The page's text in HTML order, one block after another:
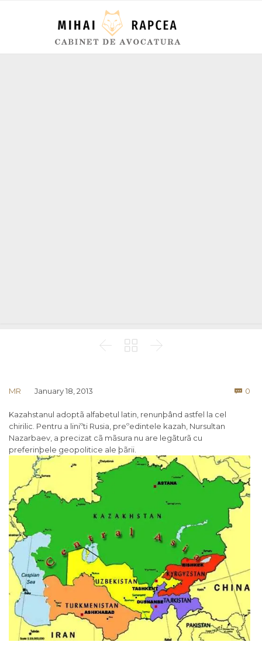
  
MR January 18, 2013  0
Kazahstanul adoptã alfabetul latin, renunþând astfel la cel
chirilic. Pentru a liniºti Rusia, preºedintele kazah, Nursultan
Nazarbaev, a precizat cã mãsura nu are legãturã cu
preferinþele geopolitice ale þãrii.